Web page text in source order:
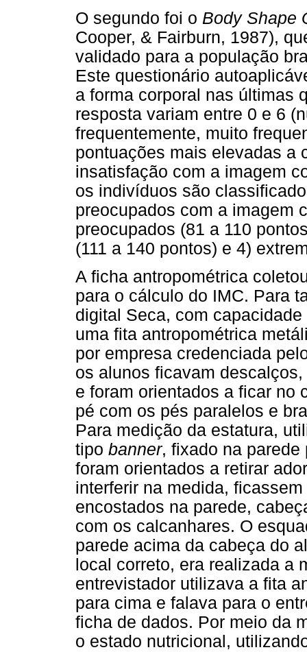
O segundo foi o Body Shape
Cooper, & Fairburn, 1987),
validado para a população
Este questionário
a forma corporal nas últimas
resposta variam entre 0 e 6
frequentemente, muito
pontuações mais elevadas a
insatisfação com a imagem
os indivíduos são
preocupados com a imagem
preocupados (81 a 110
(111 a 140 pontos) e 4)
A ficha antropométrica
para o cálculo do IMC. Para
digital Seca, com
uma fita antropométrica
por empresa credenciada
os alunos ficavam
e foram orientados a ficar no
pé com os pés paralelos e
Para medição da estatura,
tipo banner, fixado na
foram orientados a retirar
interferir na medida,
encostados na parede,
com os calcanhares. O
parede acima da cabeça do
local correto, era realizada a
entrevistador utilizava a fita
para cima e falava para o
ficha de dados. Por meio da
o estado nutricional,